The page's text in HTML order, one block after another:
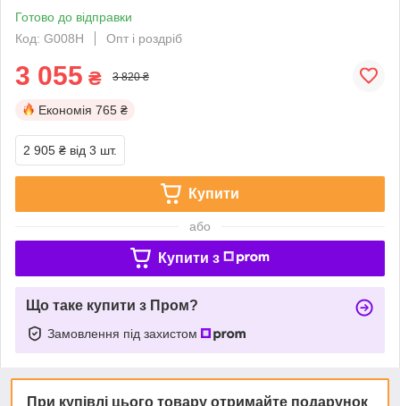
Готово до відправки
Код: G008H
Опт і роздріб
3 055 ₴ 3 820 ₴
Економія 765 ₴
2 905 ₴ від 3 шт.
Купити
або
Купити з
Що таке купити з Пром?
Замовлення під захистом
При купівлі цього товару отримайте подарунок